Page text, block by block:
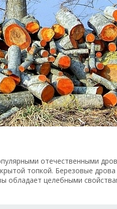
отечественными
топкой. Березовые
обладает целебными